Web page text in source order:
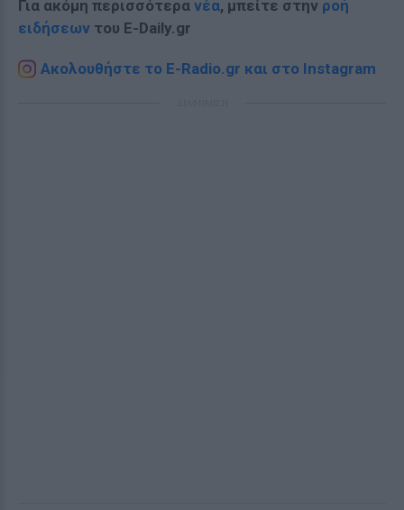
Για ακόμη περισσότερα νέα, μπείτε στην ροή
ειδήσεων του E-Daily.gr
Ακολουθήστε το E-Radio.gr και στο Instagram